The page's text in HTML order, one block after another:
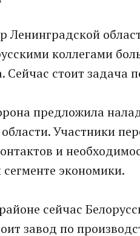
Ленинградской
коллегами
Сейчас стоит задача
предложила
Участники
и
экономики.
сейчас
завод по